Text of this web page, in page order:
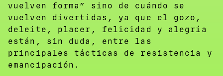
vuelven forma” sino de cuándo se
vuelven divertidas, ya que el gozo,
deleite, placer, felicidad y alegría
están, sin duda, entre las
principales tácticas de resistencia y
emancipación.